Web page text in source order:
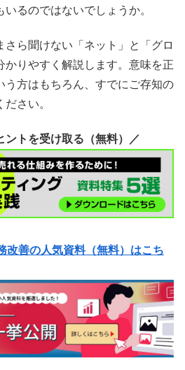
るのではないでしょうか。
さら聞けない「ネット」と「グロ
かりやすく解説します。意味を正
う方はもちろん、すでにご存知の
さい。
ントを受け取る（無料）／
改善の人気資料（無料）はこち